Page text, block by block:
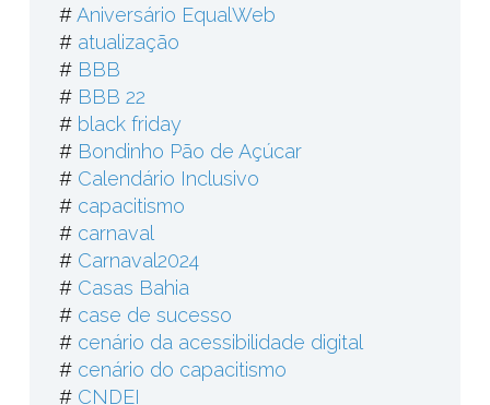
#Aniversário EqualWeb
# atualização
# BBB
# BBB 22
# black friday
# Bondinho Pão de Açúcar
# Calendário Inclusivo
# capacitismo
# carnaval
# Carnaval2024
# Casas Bahia
# case de sucesso
# cenário da acessibilidade digital
# cenário do capacitismo
# CNDEI